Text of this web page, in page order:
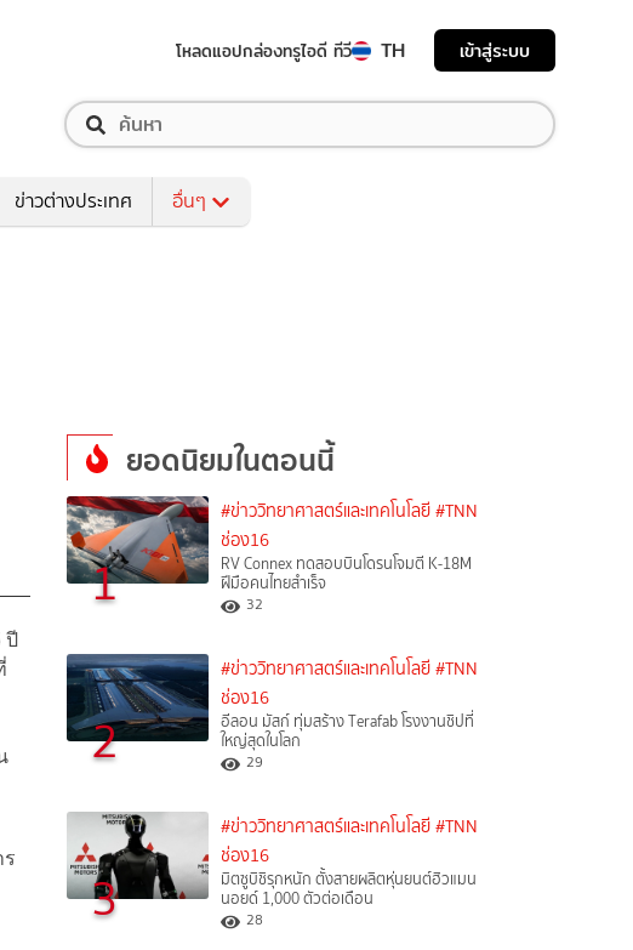
โหลดแอปกล่องทรูไอดี ทีวี TH เข้าสู่ระบบ
ข่าวต่างประเทศ อื่นๆ
ปี
ยอดนิยมในตอนนี้
1
#ข่าววิทยาศาสตร์และเทคโนโลยี #TNN
ช่อง16
RV Connex ทดสอบบินโดรนโจมตี K-18M
ฝีมือคนไทยสำเร็จ
32
2
#ข่าววิทยาศาสตร์และเทคโนโลยี #TNN
ช่อง16
อีลอน มัสก์ ทุ่มสร้าง Terafab โรงงานชิปที่
ใหญ่สุดในโลก
29
3
#ข่าววิทยาศาสตร์และเทคโนโลยี #TNN
ช่อง16
มิตซูบิชิรุกหนัก ตั้งสายผลิตหุ่นยนต์ฮิวแมน
นอยด์ 1,000 ตัวต่อเดือน
28